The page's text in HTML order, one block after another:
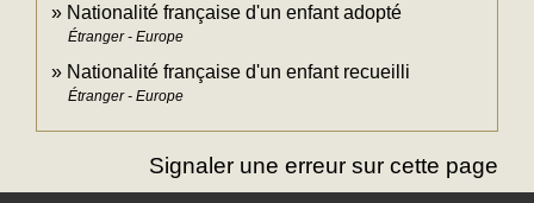
Nationalité française d'un enfant adopté
Étranger - Europe
Nationalité française d'un enfant recueilli
Étranger - Europe
Signaler une erreur sur cette page